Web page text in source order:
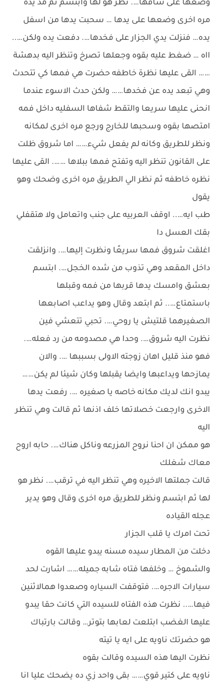
وضعها على ساقها…. نظر هو لها وابتسم ثم مد يده
مره اخرى وضعها على يدها … سحبت يدها من اسفل
يده… فنزلت يدي الجزار على فخدها…. دفعت يده ولكن…..
ااه … ضغط عليه بقوه وجعلها تصرخ وتنظر اليه بدهشة
…… القى عليها نظرة خاطفه حضرت هي فمها كي تتحدث
وهي تبعد يده عن فخدها…… ولكن حدث الاسوء عندما
انحنى عليها سريعا والتقط شفاها السفليه داخل فمه
امتصها بقوه وسحبها للخارج ورجع مره اخرى لمكانه
ونظر للطريق وكانه لم يفعل شيء…… اما شروق ظلت
على القانون تنظر اليه وتفتح فمها ببلاها ……. القى عليها
نظره خاطفه ثم نظر الي الطريق مره اخرى وضحك وهو
يقول
طب ايه….. اوقف العربيه على جنب واتعامل ولا هتقفلي
بقك العسل دا
اغلقت شروق فمها سريعًا ونظرت إليها…. وانزلقت
داخل المقعد وهي تذوب من شده الخجل…. ابتسم
بعشق وامسك يدها قربها من فمه وقبلها
باستمتاع….. ثم ابتعد وقال وهو يداعب اصابعها
الصغيرهما قلتيش يا روحي…. تحبي تتعشي فين
نظرت اليه شروق…. وحدا هي مصدومه من رد فعله….
فهو منذ قليل اهان زوجته الاولى بسببها …. والان
يمازحها ويداعبها وايضا يقبلها وكان شيئا لم يكن……
يبدو انك لديك مكانه خاصه يا صغيره …. رفعت يدها
الاخرى وارجعت خصلاتها خلف اذنها ثم قالت وهي تنظر
اليه
هو ممكن ان احنا نروح المزرعه وناكل هناك…. حابه اروح
معاك شغلك
قالت جملتها الاخيره وهي تنظر اليه في ترقب…. نظر هو
لها ثم ابتسم ونظر للطريق مره اخرى وقال وهو يدير
عجله القياده
تحت امرك يا قلب الجزار
دخلت من المطار سيده مسنه يبدو عليها القوه
والشموخ … وخلفها فتاه شابه جميله…… اشارت لحد
سيارات الاجره…. فتوقفت السياره وصعدوا همالاثنين
فيها….. نظرت هذه الفتاه للسيده التي كانت حقا يبدو
عليها الغضب ابتلعت لعابها بتوتر… وقالت بارتباك
هو حضرتك ناويه على ايه يا تيته
نظرت اليها هذه السيده وقالت بقوه
ناويه على كتير قوي…… بقى واحد زي ده يضحك عليا انا